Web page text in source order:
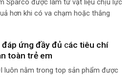
Sparco được làm từ vật liệu chịu lực
hơn khi có va chạm hoặc thắng
đáp ứng đầy đủ các tiêu chí
toàn trẻ em
luôn nằm trong top sản phẩm được